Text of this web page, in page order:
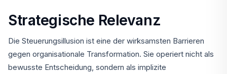
Strategische Relevanz
Die Steuerungsillusion ist eine der wirksamsten Barrieren
gegen organisationale Transformation. Sie operiert nicht als
bewusste Entscheidung, sondern als implizite